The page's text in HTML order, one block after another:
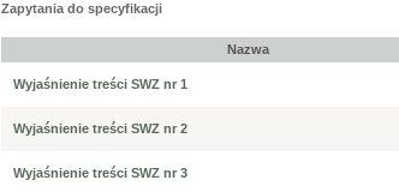
Zapytania do specyfikacji
Nazwa
Wyjaśnienie treści SWZ nr 1
Wyjaśnienie treści SWZ nr 2
Wyjaśnienie treści SWZ nr 3